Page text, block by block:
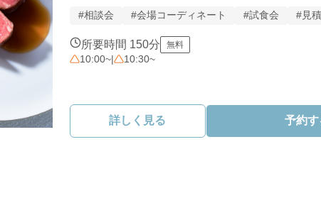
に手に入る特別なフェアをご案内します。
① フリジェリオ至福の美食試食シェフ厳選の旬の食材
#相談会 #会場コーディネート #試食会 #見
所要時間 150分 無料
10:00~| 10:30~
詳しく見る 予約す